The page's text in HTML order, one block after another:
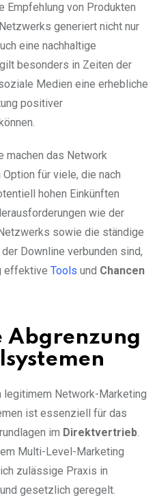
Empfehlung von Produkten
generiert nicht nur
eine nachhaltige
besonders in Zeiten der
Medien eine erhebliche
positiver
machen das Network
für viele, die nach
hohen Einkünften
wie der
sowie die ständige
der Downline verbunden sind,
effektive Tools und Chancen
Abgrenzung
legitimem Network-Marketing
ist essenziell für das
im Direktvertrieb.
Multi-Level-Marketing
zulässige Praxis in
gesetzlich geregelt.